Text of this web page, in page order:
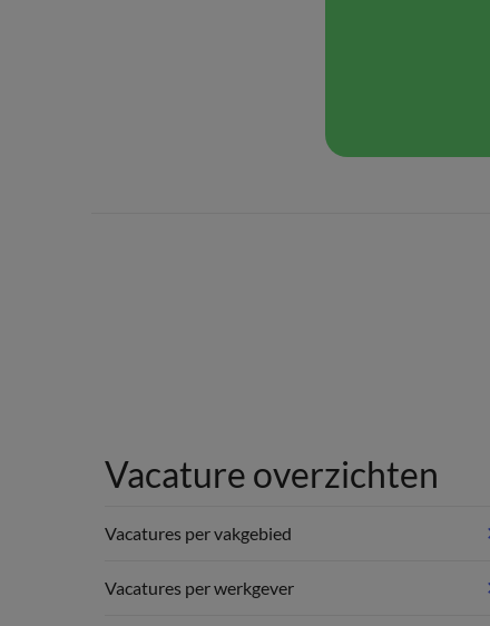
Vacature overzichten
Vacatures per vakgebied
Vacatures per werkgever